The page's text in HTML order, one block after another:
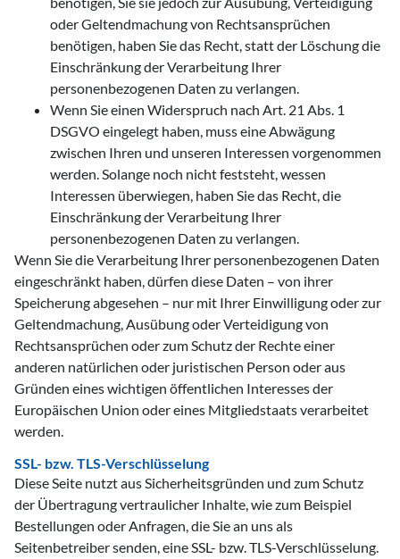
oder Geltendmachung von Rechtsansprüchen
benötigen, haben Sie das Recht, statt der Löschung die
Einschränkung der Verarbeitung Ihrer
personenbezogenen Daten zu verlangen.
Wenn Sie einen Widerspruch nach Art. 21 Abs. 1
DSGVO eingelegt haben, muss eine Abwägung
zwischen Ihren und unseren Interessen vorgenommen
werden. Solange noch nicht feststeht, wessen
Interessen überwiegen, haben Sie das Recht, die
Einschränkung der Verarbeitung Ihrer
personenbezogenen Daten zu verlangen.
Wenn Sie die Verarbeitung Ihrer personenbezogenen Daten
eingeschränkt haben, dürfen diese Daten – von ihrer
Speicherung abgesehen – nur mit Ihrer Einwilligung oder zur
Geltendmachung, Ausübung oder Verteidigung von
Rechtsansprüchen oder zum Schutz der Rechte einer
anderen natürlichen oder juristischen Person oder aus
Gründen eines wichtigen öffentlichen Interesses der
Europäischen Union oder eines Mitgliedstaats verarbeitet
werden.
SSL- bzw. TLS-Verschlüsselung
Diese Seite nutzt aus Sicherheitsgründen und zum Schutz
der Übertragung vertraulicher Inhalte, wie zum Beispiel
Bestellungen oder Anfragen, die Sie an uns als
Seitenbetreiber senden, eine SSL- bzw. TLS-Verschlüsselung.